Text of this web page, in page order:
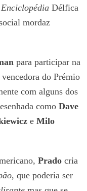
Délfica
mordaz
para participar na
vencedora do Prémio
com alguns dos
como Dave
e Milo
Prado cria
, que poderia ser